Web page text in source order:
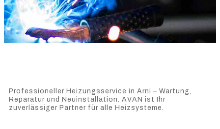
Professioneller Heizungsservice in Arni – Wartung,
Reparatur und Neuinstallation. AVAN ist Ihr
zuverlässiger Partner für alle Heizsysteme.